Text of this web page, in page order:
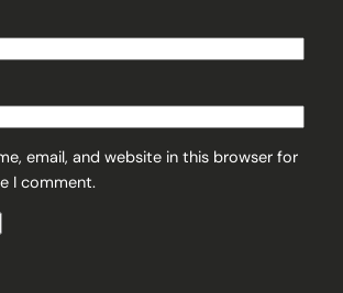
email, and website in this browser for
I comment.